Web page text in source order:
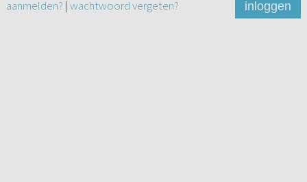
aanmelden? | wachtwoord vergeten? inloggen